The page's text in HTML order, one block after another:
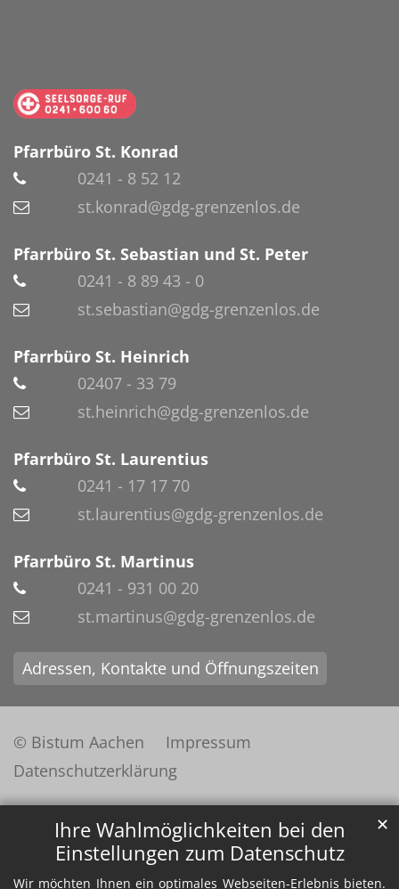
Ihre Wahlmöglichkeiten bei den
Einstellungen zum Datenschutz
Wir möchten Ihnen ein optimales Webseiten-Erlebnis bieten.
✕
Pfarrbüro St. Konrad
0241 - 8 52 12
st.konrad@gdg-grenzenlos.de
Pfarrbüro St. Sebastian und St. Peter
0241 - 8 89 43 - 0
st.sebastian@gdg-grenzenlos.de
Pfarrbüro St. Heinrich
02407 - 33 79
st.heinrich@gdg-grenzenlos.de
Pfarrbüro St. Laurentius
0241 - 17 17 70
st.laurentius@gdg-grenzenlos.de
Pfarrbüro St. Martinus
0241 - 931 00 20
st.martinus@gdg-grenzenlos.de
Adressen, Kontakte und Öffnungszeiten
© Bistum Aachen
Impressum
Datenschutzerklärung